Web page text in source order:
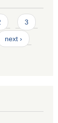
3
next ›